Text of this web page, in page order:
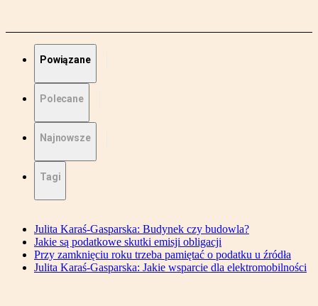
Powiązane
Polecane
Najnowsze
Tagi
Julita Karaś-Gasparska: Budynek czy budowla?
Jakie są podatkowe skutki emisji obligacji
Przy zamknięciu roku trzeba pamiętać o podatku u źródła
Julita Karaś-Gasparska: Jakie wsparcie dla elektromobilności